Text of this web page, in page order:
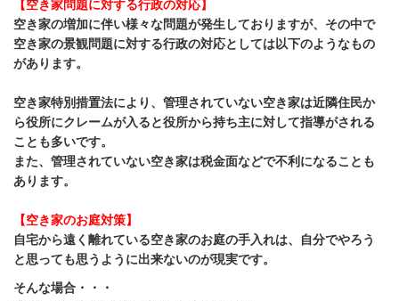
【空き家問題に対する行政の対応】
空き家の増加に伴い様々な問題が発生しておりますが、その中で
空き家の景観問題に対する行政の対応としては以下のようなもの
があります。
空き家特別措置法により、管理されていない空き家は近隣住民か
ら役所にクレームが入ると役所から持ち主に対して指導がされる
ことも多いです。
また、管理されていない空き家は税金面などで不利になることも
あります。
【空き家のお庭対策】
自宅から遠く離れている空き家のお庭の手入れは、自分でやろう
と思っても思うように出来ないのが現実です。
そんな場合・・・